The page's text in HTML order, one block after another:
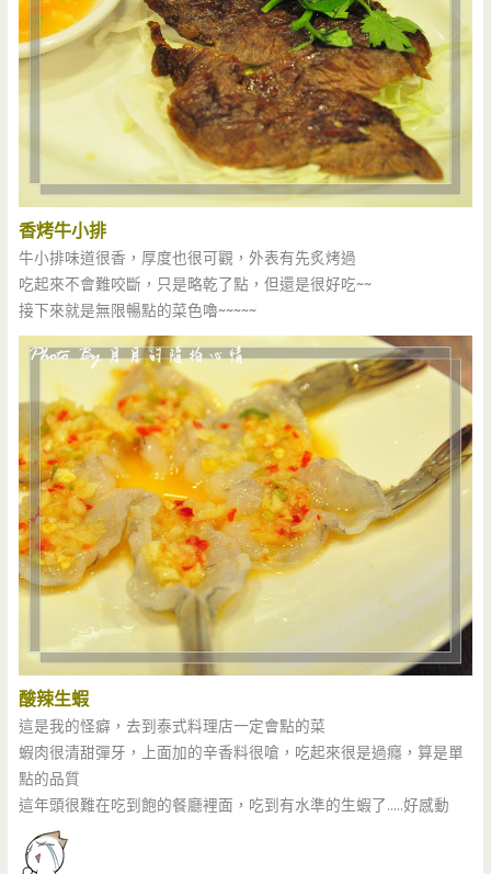
香烤牛小排
牛小排味道很香，厚度也很可觀，外表有先炙烤過
吃起來不會難咬斷，只是略乾了點，但還是很好吃~~
接下來就是無限暢點的菜色嚕~~~~~
酸辣生蝦
這是我的怪癖，去到泰式料理店一定會點的菜
蝦肉很清甜彈牙，上面加的辛香料很嗆，吃起來很是過癮，算是單
點的品質
這年頭很難在吃到飽的餐廳裡面，吃到有水準的生蝦了…..好感動